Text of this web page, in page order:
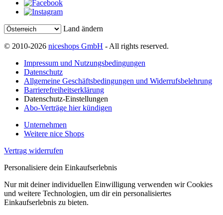
Land ändern
© 2010-2026 niceshops GmbH - All rights reserved.
Impressum und Nutzungsbedingungen
Datenschutz
Allgemeine Geschäftsbedingungen und Widerrufsbelehrung
Barrierefreiheitserklärung
Datenschutz-Einstellungen
Abo-Verträge hier kündigen
Unternehmen
Weitere nice Shops
Vertrag widerrufen
Personalisiere dein Einkaufserlebnis
Nur mit deiner individuellen Einwilligung verwenden wir Cookies
und weitere Technologien, um dir ein personalisiertes
Einkaufserlebnis zu bieten.